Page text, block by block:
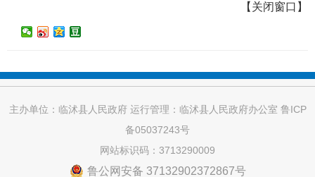
【 关闭窗口 】
主办单位：临沭县人民政府 运行管理：临沭县人民政府办公室 鲁ICP
备05037243号
网站标识码：3713290009
鲁公网安备 37132902372867号